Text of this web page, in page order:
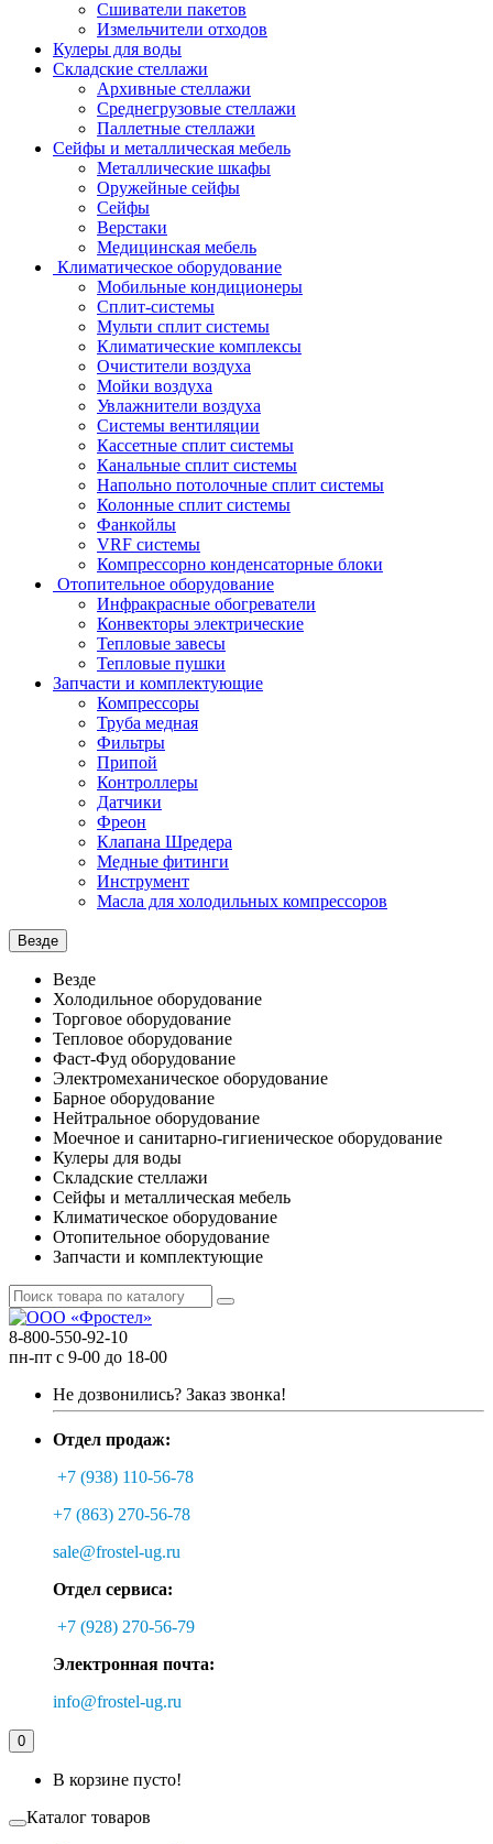
Сшиватели пакетов
Измельчители отходов
Кулеры для воды
Складские стеллажи
Архивные стеллажи
Среднегрузовые стеллажи
Паллетные стеллажи
Сейфы и металлическая мебель
Металлические шкафы
Оружейные сейфы
Сейфы
Верстаки
Медицинская мебель
Климатическое оборудование
Мобильные кондиционеры
Сплит-системы
Мульти сплит системы
Климатические комплексы
Очистители воздуха
Мойки воздуха
Увлажнители воздуха
Системы вентиляции
Кассетные сплит системы
Канальные сплит системы
Напольно потолочные сплит системы
Колонные сплит системы
Фанкойлы
VRF системы
Компрессорно конденсаторные блоки
Отопительное оборудование
Инфракрасные обогреватели
Конвекторы электрические
Тепловые завесы
Тепловые пушки
Запчасти и комплектующие
Компрессоры
Труба медная
Фильтры
Припой
Контроллеры
Датчики
Фреон
Клапана Шредера
Медные фитинги
Инструмент
Масла для холодильных компрессоров
Везде
Везде
Холодильное оборудование
Торговое оборудование
Тепловое оборудование
Фаст-Фуд оборудование
Электромеханическое оборудование
Барное оборудование
Нейтральное оборудование
Моечное и санитарно-гигиеническое оборудование
Кулеры для воды
Складские стеллажи
Сейфы и металлическая мебель
Климатическое оборудование
Отопительное оборудование
Запчасти и комплектующие
8-800-550-92-10
пн-пт с 9-00 до 18-00
Не дозвонились? Заказ звонка!
Отдел продаж:
+7 (938) 110-56-78
+7 (863) 270-56-78
sale@frostel-ug.ru
Отдел сервиса:
+7 (928) 270-56-79
Электронная почта:
info@frostel-ug.ru
0
В корзине пусто!
Каталог товаров